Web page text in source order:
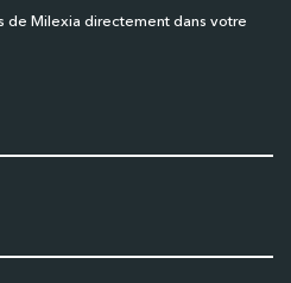
de Milexia directement dans votre